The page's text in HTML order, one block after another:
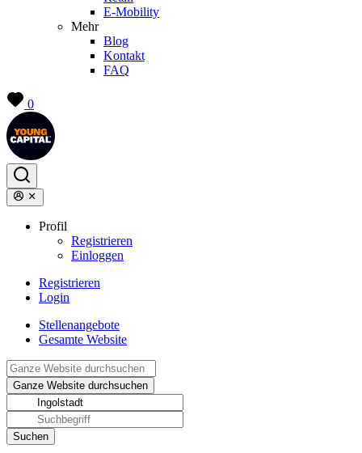
E-Mobility
Mehr
Blog
Kontakt
FAQ
0
Profil
Registrieren
Einloggen
Registrieren
Login
Stellenangebote
Gesamte Website